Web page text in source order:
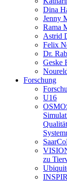
Dina
Jenny
Rama
Astrid
Felix
Dr.
Geske
Forschung
U16
zu